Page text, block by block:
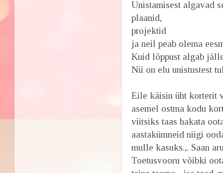
Unistamisest algavad
plaanid,
projektid
ja neil peab olema
Kuid lõppust algab
Nii on elu unistustest
Eile käisin üht korterit
asemel ostma kodu
viitsiks taas hakata
aastakümneid niigi
mulle kasuks.,. Saan
Toetusvooru võibki